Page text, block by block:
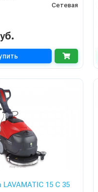
Сетевая
15 C 35